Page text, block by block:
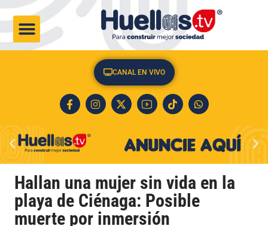
CANAL EN VIVO
Hallan una mujer sin vida en la
playa de Ciénaga: Posible
muerte por inmersión